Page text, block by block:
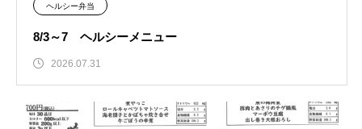
ヘルシー弁当
8/3～7 ヘルシーメニュー
2026.07.31